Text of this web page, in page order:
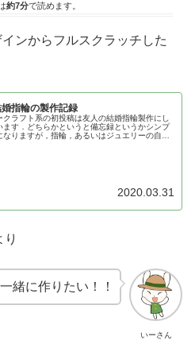
約7分で読めます。
ンからフルスクラッチした
指輪の製作記録
クラフト系の初投稿は友人の結婚指輪製作にし
ます．どちらかというと備忘録というかシンプ
なりますが，指輪，あるいはジュエリーの自作
2020.03.31
いーさん
緒に作りたい！！